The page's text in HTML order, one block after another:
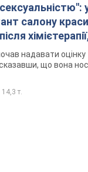
салону краси
Фото
надавати оцінку
сказавши, що вона
14,3 т.